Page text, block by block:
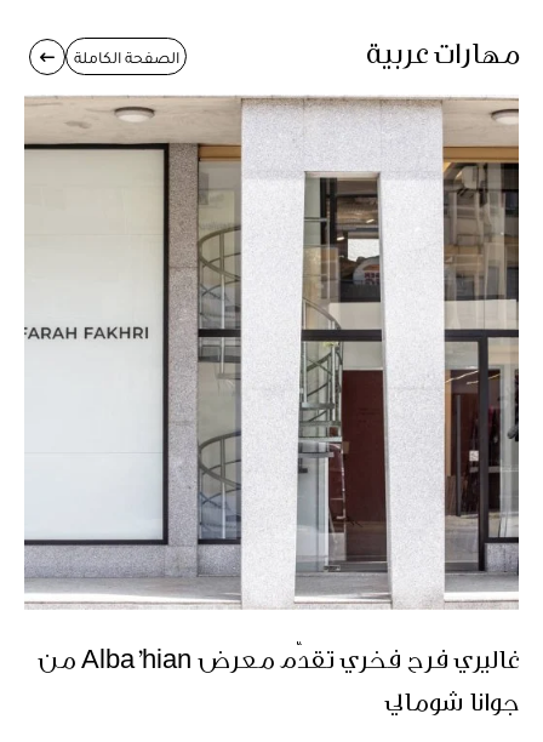
مهارات عربية الصفحة الكاملة
غاليري فرح فخري تقدّم معرض Alba’hian من
جوانا شومالي